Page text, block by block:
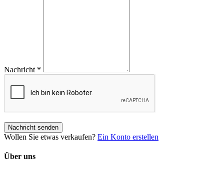
Nachricht *
Nachricht senden
Wollen Sie etwas verkaufen? Ein Konto erstellen
Über uns